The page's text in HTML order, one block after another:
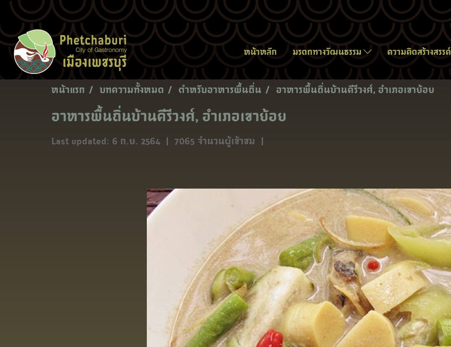
หน้าหลัก มรดกทางวัฒนธรรม ความคิดสร้างสรรค์
หน้าแรก บทความทั้งหมด ตำหรับอาหารพื้นถิ่น อาหารพื้นถิ่นบ้านคีรีวงศ์, อำเภอเขาย้อย
อาหารพื้นถิ่นบ้านคีรีวงศ์, อำเภอเขาย้อย
Last updated: 6 ก.ย. 2564 | 7065 จำนวนผู้เข้าชม |